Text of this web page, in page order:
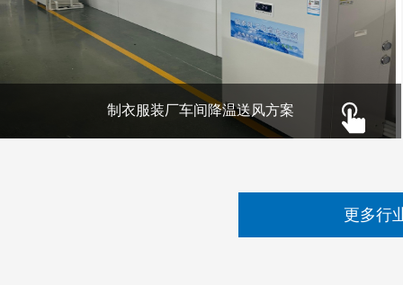
制衣服装厂车间降温送风方案
更多行